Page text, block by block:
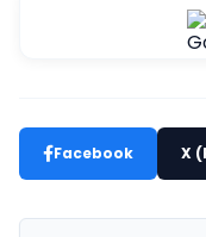
Facebook X